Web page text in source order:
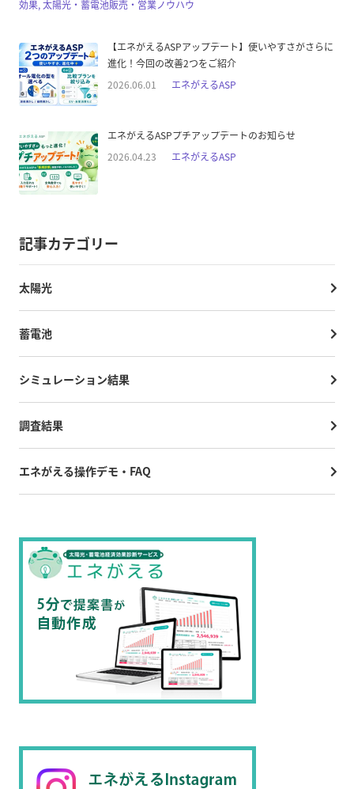
効果, 太陽光・蓄電池販売・営業ノウハウ
【エネがえるASPアップデート】使いやすさがさらに
進化！今回の改善2つをご紹介
2026.06.01
エネがえるASP
エネがえるASPプチアップデートのお知らせ
2026.04.23
エネがえるASP
記事カテゴリー
太陽光
蓄電池
シミュレーション結果
調査結果
エネがえる操作デモ・FAQ